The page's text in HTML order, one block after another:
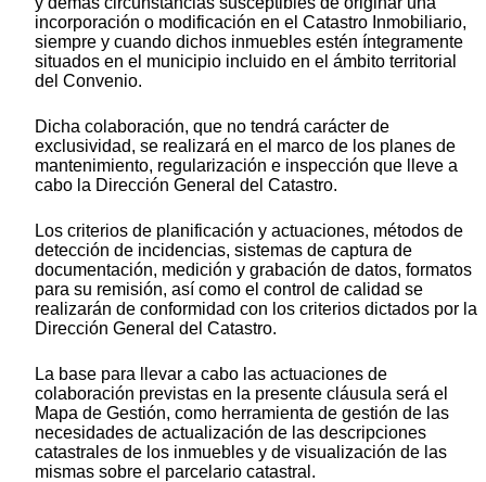
incorporación o modificación en el Catastro Inmobiliario,
siempre y cuando dichos inmuebles estén íntegramente
situados en el municipio incluido en el ámbito territorial
del Convenio.
Dicha colaboración, que no tendrá carácter de
exclusividad, se realizará en el marco de los planes de
mantenimiento, regularización e inspección que lleve a
cabo la Dirección General del Catastro.
Los criterios de planificación y actuaciones, métodos de
detección de incidencias, sistemas de captura de
documentación, medición y grabación de datos, formatos
para su remisión, así como el control de calidad se
realizarán de conformidad con los criterios dictados por la
Dirección General del Catastro.
La base para llevar a cabo las actuaciones de
colaboración previstas en la presente cláusula será el
Mapa de Gestión, como herramienta de gestión de las
necesidades de actualización de las descripciones
catastrales de los inmuebles y de visualización de las
mismas sobre el parcelario catastral.